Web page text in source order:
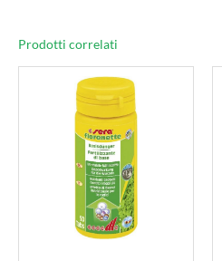
Prodotti correlati